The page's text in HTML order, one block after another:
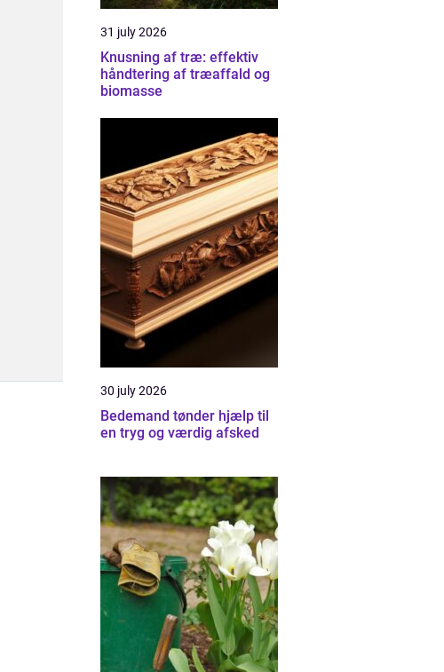
31 july 2026
Knusning af træ: effektiv
håndtering af træaffald og
biomasse
30 july 2026
Bedemand tønder hjælp til
en tryg og værdig afsked